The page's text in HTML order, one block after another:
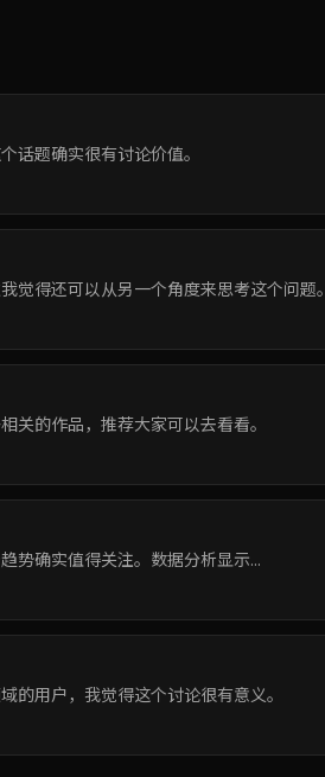
话题确实很有讨论价值。
觉得还可以从另一个角度来思考这个问题。
关的作品，推荐大家可以去看看。
势确实值得关注。数据分析显示...
的用户，我觉得这个讨论很有意义。